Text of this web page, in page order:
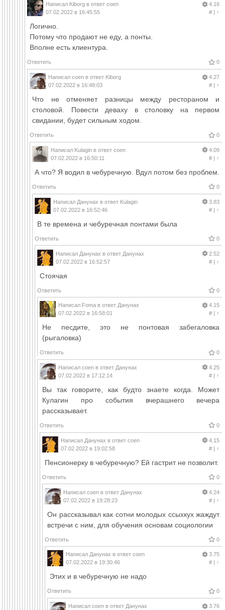
Написал Kiborg в ответ coen
07.02.2022 в 16:45:55
4.16
#| ↑
Логично.
Потому что продают не еду, а понты.
Вполне есть клиентура.
Ответить 0
Написал coen в ответ Kiborg
07.02.2022 в 16:48:03
4.27
#| ↑
Что не отменяет разницы между рестораном и
столовой. Повести деваху в столовку на первом
свидании, будет сильным ходом.
Ответить 0
Написал Kulagin в ответ coen
07.02.2022 в 16:50:11
4.09
#| ↑
А что? Я водил в чебуречную. Вдул потом без проблем.
Ответить 0
Написал Данунах в ответ Kulagin
07.02.2022 в 16:52:46
3.83
#| ↑
В те времена и чебуречная понтами была
Ответить 0
Написал Данунах в ответ Данунах
07.02.2022 в 16:52:57
2.52
#| ↑
Стоячая
Ответить 0
Написал Foma в ответ Данунах
07.02.2022 в 16:58:01
4.15
#| ↑
Не песдите, это не понтовая забегаловка
(рыгаловка)
Ответить 0
Написал coen в ответ Данунах
07.02.2022 в 17:12:14
4.25
#| ↑
Вы так говорите, как будто знаете когда. Может
Кулагин про события вчерашнего вечера
рассказывает.
Ответить 0
Написал Данунах в ответ coen
07.02.2022 в 19:02:58
4.15
#| ↑
Пенсионерку в чебуречную? Ей гастрит не позволит.
Ответить 0
Написал coen в ответ Данунах
07.02.2022 в 19:28:23
4.24
#| ↑
Он рассказывал как сотни молодых ссыхкух жаждут
встречи с ним, для обучения основам социологии
Ответить 0
Написал Данунах в ответ coen
07.02.2022 в 19:30:46
3.75
#| ↑
Этих и в чебуречную не надо
Ответить 0
Написал coen в ответ Данунах
3.76